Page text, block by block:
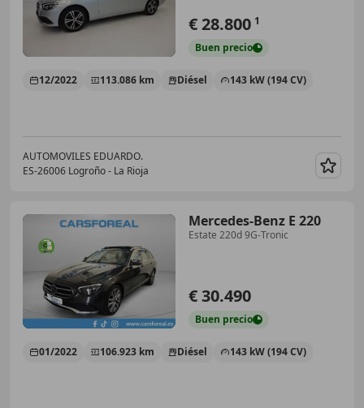
€ 28.800 1
Buen precio
12/2022 113.086 km Diésel 143 kW (194 CV)
AUTOMOVILES EDUARDO.
ES-26006 Logroño - La Rioja
Mercedes-Benz E 220
Estate 220d 9G-Tronic
€ 30.490
Buen precio
01/2022 106.923 km Diésel 143 kW (194 CV)